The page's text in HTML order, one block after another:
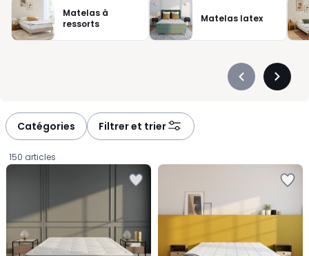
Matelas à
ressorts
Matelas latex
Précédent
Catégories Filtrer et trier
150 articles